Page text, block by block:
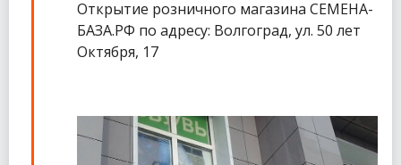
Открытие розничного магазина СЕМЕНА-
БАЗА.РФ по адресу: Волгоград, ул. 50 лет
Октября, 17